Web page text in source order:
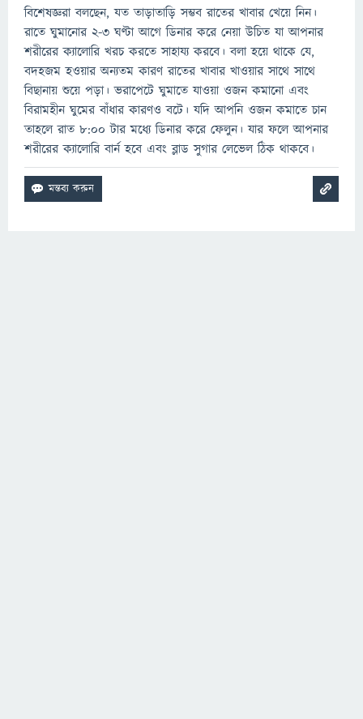
বিশেষজ্ঞরা বলছেন, যত তাড়াতাড়ি সম্ভব রাতের খাবার খেয়ে নিন।
রাতে ঘুমানোর ২-৩ ঘণ্টা আগে ডিনার করে নেয়া উচিত যা আপনার
শরীরের ক্যালোরি খরচ করতে সাহায্য করবে। বলা হয়ে থাকে যে,
বদহজম হওয়ার অন্যতম কারণ রাতের খাবার খাওয়ার সাথে সাথে
বিছানায় শুয়ে পড়া। ভরাপেটে ঘুমাতে যাওয়া ওজন কমানো এবং
বিরামহীন ঘুমের বাঁধার কারণও বটে। যদি আপনি ওজন কমাতে চান
তাহলে রাত ৮:০০ টার মধ্যে ডিনার করে ফেলুন। যার ফলে আপনার
শরীরের ক্যালোরি বার্ন হবে এবং ব্লাড সুগার লেভেল ঠিক থাকবে।